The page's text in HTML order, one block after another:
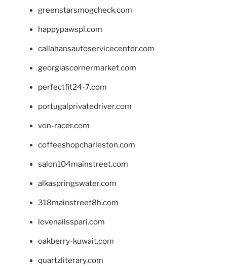
greenstarsmogcheck.com
happypawspl.com
callahansautoservicecenter.com
georgiascornermarket.com
perfectfit24-7.com
portugalprivatedriver.com
von-racer.com
coffeeshopcharleston.com
salon104mainstreet.com
alkaspringswater.com
318mainstreet8h.com
lovenailsspari.com
oakberry-kuwait.com
quartzliterary.com